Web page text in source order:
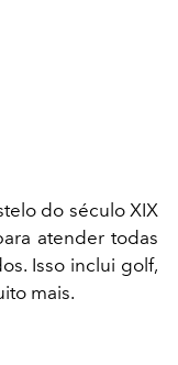
do século XIX
atender todas
Isso inclui golf,
mais.